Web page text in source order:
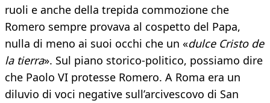
ruoli e anche della trepida commozione che
Romero sempre provava al cospetto del Papa,
nulla di meno ai suoi occhi che un «dulce Cristo de
la tierra». Sul piano storico-politico, possiamo dire
che Paolo VI protesse Romero. A Roma era un
diluvio di voci negative sull’arcivescovo di San